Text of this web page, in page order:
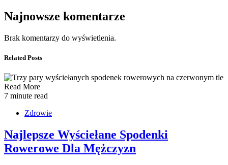
Najnowsze komentarze
Brak komentarzy do wyświetlenia.
Related Posts
Read More
7 minute read
Zdrowie
Najlepsze Wyściełane Spodenki
Rowerowe Dla Mężczyzn